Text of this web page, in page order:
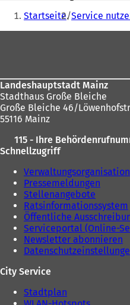
Sie
befinden
Startseite Service
Landeshauptstadt Mainz
Stadthaus Große Bleiche
Große Bleiche 46/
55116 Mainz
115 - Ihre
Schnellzugriff
Verwaltungsorganisation
Pressemeldungen
Stellenangebote
Ratsinformationssystem
Öffentliche
Serviceportal (Online-
Newsletter abonnieren
City Service
Stadtplan